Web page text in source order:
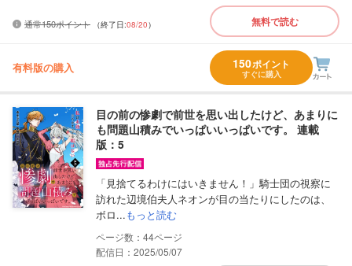
通常150ポイント （終了日:08/20） 無料で読む
有料版の購入 150ポイント
すぐに購入
目の前の惨劇で前世を思い出したけど、あまりに
も問題山積みでいっぱいいっぱいです。 連載
版：5
「見捨てるわけにはいきません！」騎士団の視察に
訪れた辺境伯夫人ネオンが目の当たりにしたのは、
ボロ...もっと読む
44
配信日：2025/05/07